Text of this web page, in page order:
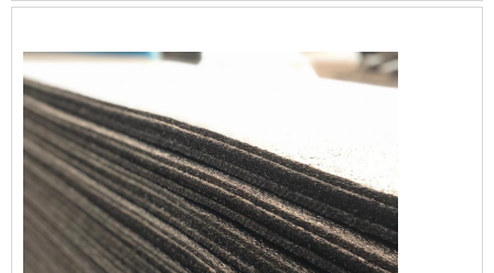
armazenamento, a rede de proteção de
que poderia comprometer a comercialização
e o consumo dos produtos abrigados. Dessa
forma, esta proteção evita prejuízos e ainda
agrega val...